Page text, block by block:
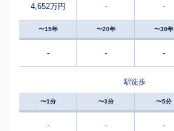
4,652万円 - -
〜15年 〜20年 〜30年
- - -
駅徒歩
〜1分 〜3分 〜5分
- - -